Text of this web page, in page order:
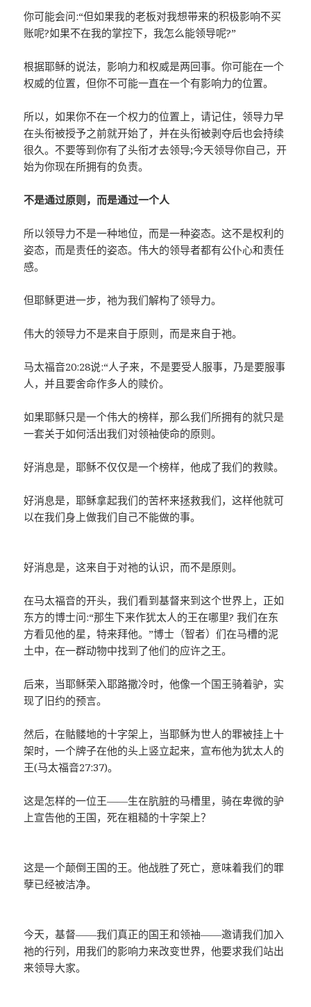
你可能会问:“但如果我的老板对我想带来的积极影响不买
账呢?如果不在我的掌控下，我怎么能领导呢?”
根据耶稣的说法，影响力和权威是两回事。你可能在一个
权威的位置，但你不可能一直在一个有影响力的位置。
所以，如果你不在一个权力的位置上，请记住，领导力早
在头衔被授予之前就开始了，并在头衔被剥夺后也会持续
很久。不要等到你有了头衔才去领导;今天领导你自己，开
始为你现在所拥有的负责。
不是通过原则，而是通过一个人
所以领导力不是一种地位，而是一种姿态。这不是权利的
姿态，而是责任的姿态。伟大的领导者都有公仆心和责任
感。
但耶稣更进一步，祂为我们解构了领导力。
伟大的领导力不是来自于原则，而是来自于祂。
马太福音20:28说:“人子来，不是要受人服事，乃是要服事
人，并且要舍命作多人的赎价。
如果耶稣只是一个伟大的榜样，那么我们所拥有的就只是
一套关于如何活出我们对领袖使命的原则。
好消息是，耶稣不仅仅是一个榜样，他成了我们的救赎。
好消息是，耶稣拿起我们的苦杯来拯救我们，这样他就可
以在我们身上做我们自己不能做的事。
好消息是，这来自于对祂的认识，而不是原则。
在马太福音的开头，我们看到基督来到这个世界上，正如
东方的博士问:“那生下来作犹太人的王在哪里? 我们在东
方看见他的星，特来拜他。”博士（智者）们在马槽的泥
土中，在一群动物中找到了他们的应许之王。
后来，当耶稣荣入耶路撒冷时，他像一个国王骑着驴，实
现了旧约的预言。
然后，在骷髅地的十字架上，当耶稣为世人的罪被挂上十
架时，一个牌子在他的头上竖立起来，宣布他为犹太人的
王(马太福音27:37)。
这是怎样的一位王——生在肮脏的马槽里，骑在卑微的驴
上宣告他的王国，死在粗糙的十字架上？
这是一个颠倒王国的王。他战胜了死亡，意味着我们的罪
孽已经被洁净。
今天，基督——我们真正的国王和领袖——邀请我们加入
祂的行列，用我们的影响力来改变世界，他要求我们站出
来领导大家。